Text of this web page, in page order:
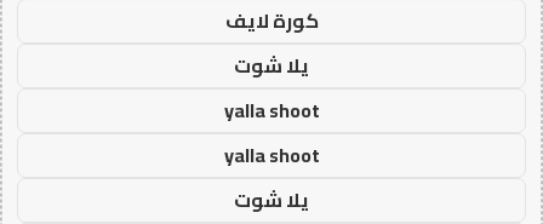
كورة لايف
يلا شوت
yalla shoot
yalla shoot
يلا شوت